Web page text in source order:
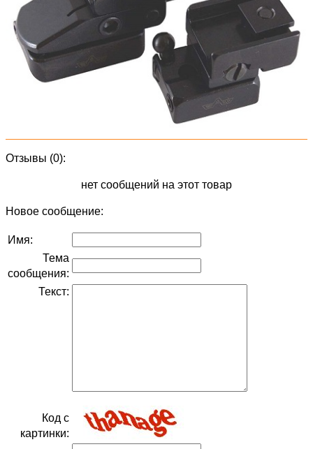
Отзывы (0):
нет сообщений на этот товар
Новое сообщение:
Имя:
Тема
сообщения:
Текст:
Код с
картинки: